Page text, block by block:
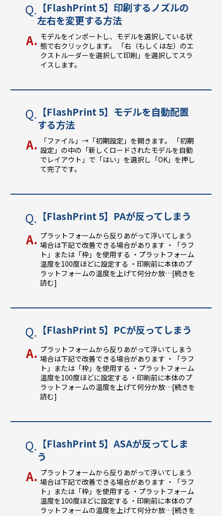
【FlashPrint 5】印刷するノズルの
左右を変更する方法
モデルをインポートし、モデルを選択している状
態で右クリックします。 「右（もしくは左）のエ
クストルーダーを選択して印刷」を選択してスラ
イスします。
【FlashPrint 5】モデルを自動配置
する方法
「ファイル」→「初期設定」を開きます。 「初期
設定」の中の「新しくロードされたモデルを自動
でレイアウト」で「はい」を選択し「OK」を押し
て完了です。
【FlashPrint 5】PAが反ってしまう
プラットフォームから反りあがって浮いてしまう
場合は下記で改善できる場合があります ・「ラフ
ト」または「枠」を使用する ・プラットフォーム
温度を100度ほどに設定する ・印刷前に本体のプ
ラットフォームの温度を上げて何分か放…[続きを
読む]
【FlashPrint 5】PCが反ってしまう
プラットフォームから反りあがって浮いてしまう
場合は下記で改善できる場合があります ・「ラフ
ト」または「枠」を使用する ・プラットフォーム
温度を100度ほどに設定する ・印刷前に本体のプ
ラットフォームの温度を上げて何分か放…[続きを
読む]
【FlashPrint 5】ASAが反ってしま
う
プラットフォームから反りあがって浮いてしまう
場合は下記で改善できる場合があります ・「ラフ
ト」または「枠」を使用する ・プラットフォーム
温度を100度ほどに設定する ・印刷前に本体のプ
ラットフォームの温度を上げて何分か放…[続きを